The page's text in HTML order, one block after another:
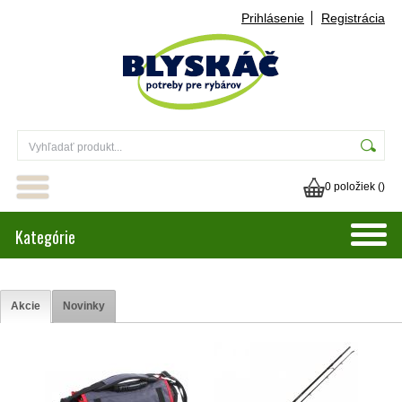
Prihlásenie Registrácia
0 položiek ()
Kategórie
Akcie Novinky